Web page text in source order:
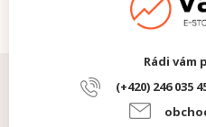
Rádi vám
(+420) 246 035